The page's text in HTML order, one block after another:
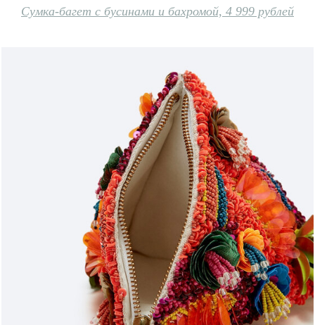
Сумка-багет с бусинами и бахромой, 4 999 рублей